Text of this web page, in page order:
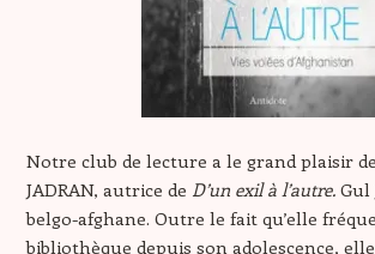
Notre club de lecture a le grand plaisir
JADRAN, autrice de D’un exil à l’autre. Gul
belgo-afghane. Outre le fait qu’elle
bibliothèque depuis son adolescence,